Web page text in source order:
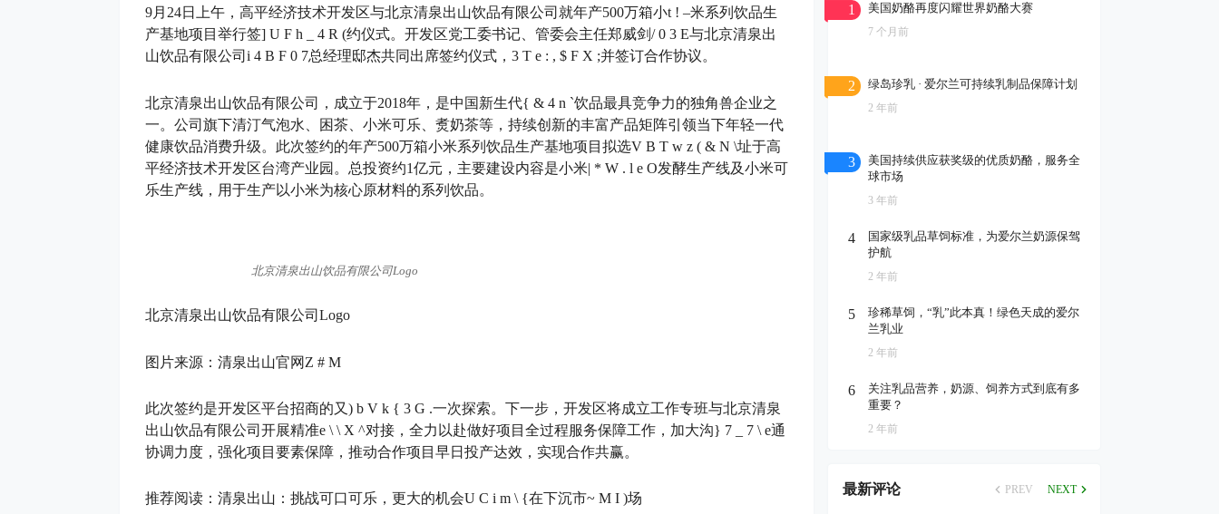
9月24日上午，高平经济技术开发区与北京清泉出山饮品有限公司就年产500万箱小t ! –米系列饮品生
产基地项目举行签] U F h _ 4 R (约仪式。开发区党工委书记、管委会主任郑威剑/ 0 3 E与北京清泉出
山饮品有限公司 i 4 B F 0 7总经理邸杰共同出席签约仪式， 3 T e : , $ F X ;并签订合作协议。
北京清泉出山饮品有限公司，成立于2018年，是中国新生代{ & 4 n `饮品最具竞争力的独角兽企业之
一。公司旗下清汀气泡水、困茶、小米可乐、煑奶茶等，持续创新的丰富产品矩阵引领当下年轻一代
健康饮品消费升级。此次签约的年产500万箱小米系列饮品生产基地项目拟选V B T w z ( & N \址于高
平经济技术开发区台湾产业园。总投资约1亿元，主要建设内容是小米| * W . l e O发酵生产线及小米可
乐生产线，用于生产以小米为核心原材料的系列饮品。
北京清泉出山饮品有限公司Logo
北京清泉出山饮品有限公司Logo
图片来源：清泉出山官网 Z # M
此次签约是开发区平台招商的又 ) b V k { 3 G .一次探索。下一步，开发区将成立工作专班与北京清泉
出山饮品有限公司开展精准e \ \ X ^对接，全力以赴做好项目全过程服务保障工作，加大沟} 7 _ 7 \ e通
协调力度，强化项目要素保障，推动合作项目早日投产达效，实现合作共赢。
推荐阅读：清泉出山：挑战可口可乐，更大的机会U C i m \ {在下沉市~ M I )场
1 美国奶酪再度闪耀世界奶酪大赛
7 个月前
2 绿岛珍乳 · 爱尔兰可持续乳制品保障计划
2 年前
3
美国持续供应获奖级的优质奶酪，服务全
球市场
3 年前
4
国家级乳品草饲标准，为爱尔兰奶源保驾
护航
2 年前
5
珍稀草饲，“乳”此本真！绿色天成的爱尔
兰乳业
2 年前
6
关注乳品营养，奶源、饲养方式到底有多
重要？
2 年前
最新评论 PREV NEXT